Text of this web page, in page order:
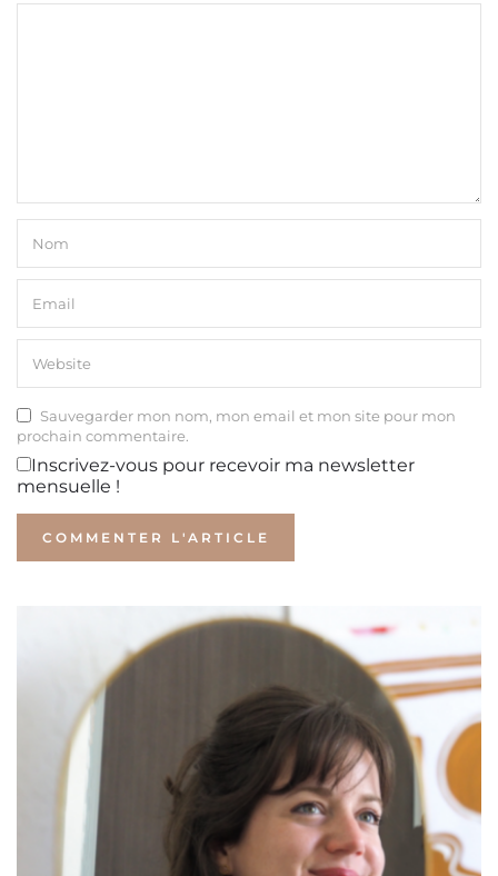
Sauvegarder mon nom, mon email et mon site pour mon
prochain commentaire.
Inscrivez-vous pour recevoir ma newsletter
mensuelle !